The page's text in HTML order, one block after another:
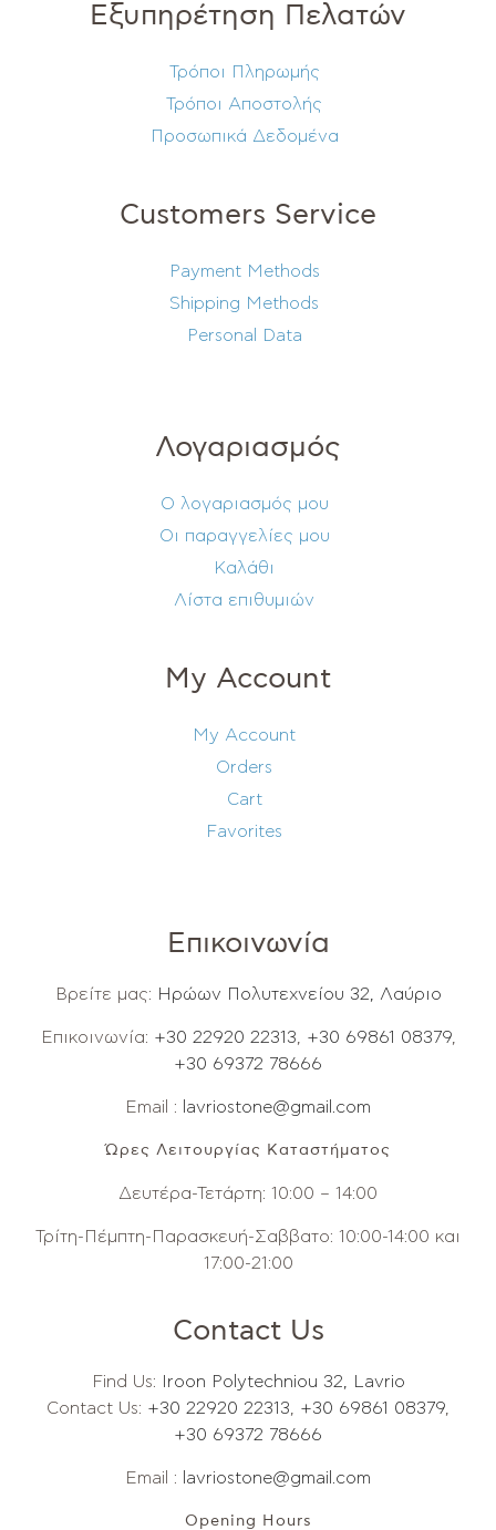
Εξυπηρέτηση Πελατών
Τρόποι Πληρωμής
Τρόποι Αποστολής
Προσωπικά Δεδομένα
Customers Service
Payment Methods
Shipping Methods
Personal Data
Λογαριασμός
Ο λογαριασμός μου
Οι παραγγελίες μου
Καλάθι
Λίστα επιθυμιών
My Account
My Account
Orders
Cart
Favorites
Επικοινωνία
Βρείτε μας: Ηρώων Πολυτεχνείου 32, Λαύριο
Επικοινωνία: +30 22920 22313 +30 69861 08379,
+30 69372 78666
Email : lavriostone@gmail.com
Ώρες Λειτουργίας Καταστήματος
Δευτέρα-Τετάρτη: 10:00 – 14:00
Τρίτη-Πέμπτη-Παρασκευή-Σαββατο: 10:00-14:00 και
17:00-21:00
Contact Us
Find Us:
Iroon Polytechniou 32, Lavrio
Contact Us: +30 22920 22313 +30 69861 08379
+30 69372 78666
Email : lavriostone@gmail.com
Opening Hours